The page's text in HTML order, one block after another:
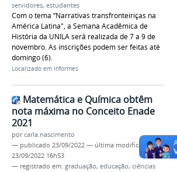
servidores, estudantes
Com o tema “Narrativas transfronteiriças na
América Latina", a Semana Acadêmica de
História da UNILA será realizada de 7 a 9 de
novembro. As inscrições podem ser feitas até
domingo (6).
Localizado em Informes
Matemática e Química obtêm
nota máxima no Conceito Enade
2021
porcarla.nascimento
— publicado 23/09/2022 — última modificação
23/09/2022 16h53
— registrado em: graduação, educação, ciências